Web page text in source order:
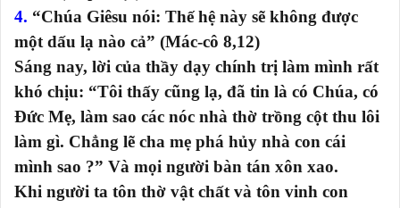
4. “Chúa Giêsu nói: Thế hệ này sẽ không được
một dấu lạ nào cả” (Mác-cô 8,12)
Sáng nay, lời của thầy dạy chính trị làm mình rất
khó chịu: “Tôi thấy cũng lạ, đã tin là có Chúa, có
Đức Mẹ, làm sao các nóc nhà thờ trồng cột thu lôi
làm gì. Chẳng lẽ cha mẹ phá hủy nhà con cái
mình sao ?” Và mọi người bàn tán xôn xao.
Khi người ta tôn thờ vật chất và tôn vinh con